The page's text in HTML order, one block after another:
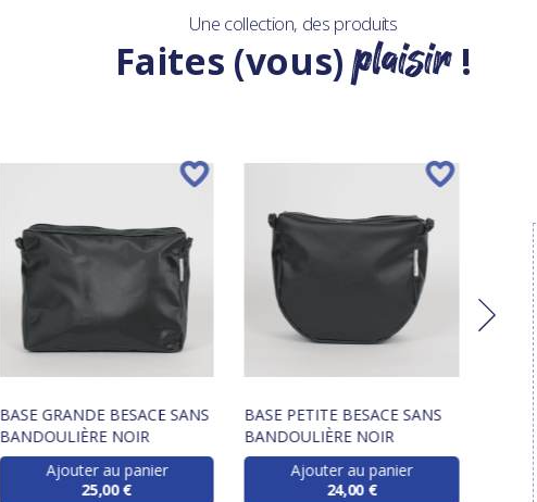
Une collection, des produits
Faites (vous)plaisir!
BASE GRANDE BESACE SANS
BANDOULIÈRE NOIR
Ajouter au panier
25,00 €
BASE PETITE BESACE SANS
BANDOULIÈRE NOIR
Ajouter au panier
24,00 €